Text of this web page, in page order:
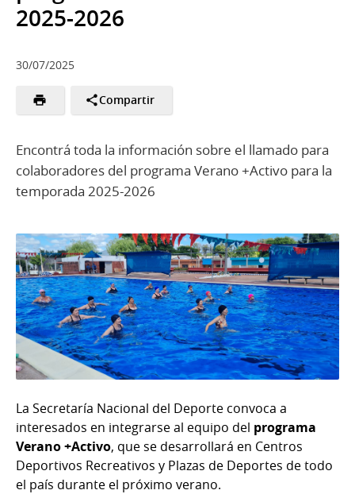
2025-2026
30/07/2025
Compartir
Encontrá toda la información sobre el llamado para
colaboradores del programa Verano +Activo para la
temporada 2025-2026
La Secretaría Nacional del Deporte convoca a
interesados en integrarse al equipo del programa
Verano +Activo, que se desarrollará en Centros
Deportivos Recreativos y Plazas de Deportes de todo
el país durante el próximo verano.